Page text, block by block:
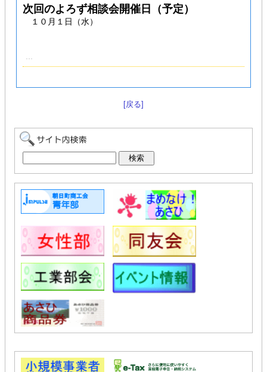
次回のよろず相談会開催日（予定）
１０月１日（水）
[戻る]